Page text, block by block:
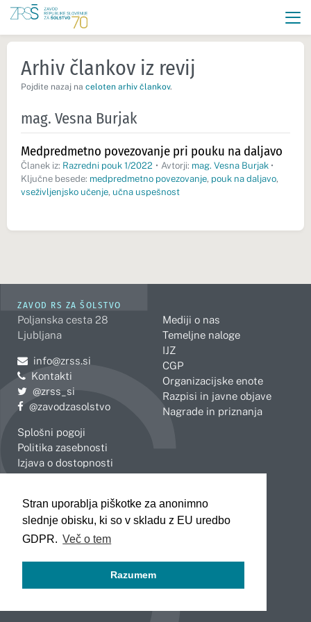
Stran uporablja piškotke za anonimno
slednje obisku, ki so v skladu z EU uredbo
GDPR. Več o tem
Razumem
Arhiv člankov iz revij
Pojdite nazaj na celoten arhiv člankov.
mag. Vesna Burjak
Medpredmetno povezovanje pri pouku na daljavo
Članek iz: Razredni pouk 1/2022 • Avtorji: mag. Vesna Burjak •
Ključne besede: medpredmetno povezovanje, pouk na daljavo,
vseživljenjsko učenje, učna uspešnost
ZAVOD RS ZA ŠOLSTVO
Poljanska cesta 28
Ljubljana
Pošljite e-mail na
info@zrss.si
Kontakti
Pojdite na Twitter:
@zrss_si
Pojdite na Facebook:
@zavodzasolstvo
Splošni pogoji
Politika zasebnosti
Izjava o dostopnosti
Mediji o nas
Temeljne naloge
IJZ
CGP
Organizacijske enote
Razpisi in javne objave
Nagrade in priznanja
Celje
Koper
Kranj
Novo mesto
Slovenj Gradec